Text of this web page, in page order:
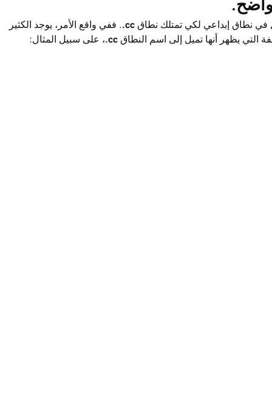
نطاق إبداعي لكي تمتلك نطاق ‎.cc. ففي واقع الأمر، يوجد الكثير
التي يظهر أنها تميل إلى اسم النطاق ‎.cc، على سبيل المثال: